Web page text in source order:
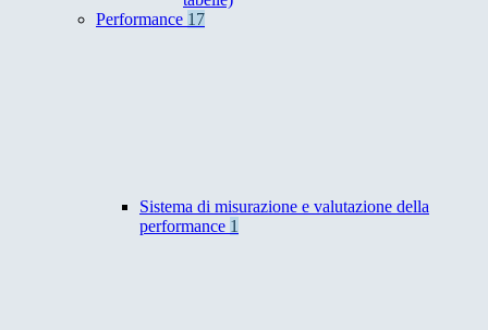
Performance 17
Sistema di misurazione e valutazione della
performance 1